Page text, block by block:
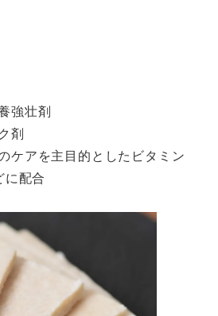
強壮剤
剤
ケアを主目的としたビタミン
に配合